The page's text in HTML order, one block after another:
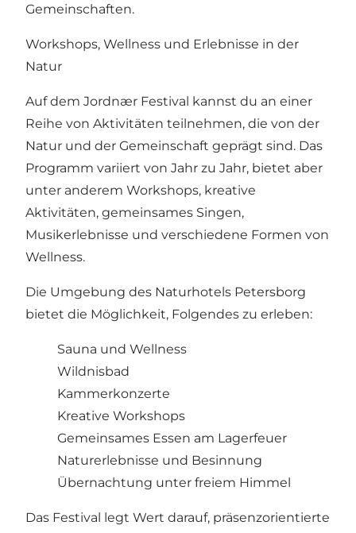
Gemeinschaften.
Workshops, Wellness und Erlebnisse in der
Natur
Auf dem Jordnær Festival kannst du an einer
Reihe von Aktivitäten teilnehmen, die von der
Natur und der Gemeinschaft geprägt sind. Das
Programm variiert von Jahr zu Jahr, bietet aber
unter anderem Workshops, kreative
Aktivitäten, gemeinsames Singen,
Musikerlebnisse und verschiedene Formen von
Wellness.
Die Umgebung des Naturhotels Petersborg
bietet die Möglichkeit, Folgendes zu erleben:
Sauna und Wellness
Wildnisbad
Kammerkonzerte
Kreative Workshops
Gemeinsames Essen am Lagerfeuer
Naturerlebnisse und Besinnung
Übernachtung unter freiem Himmel
Das Festival legt Wert darauf, präsenzorientierte